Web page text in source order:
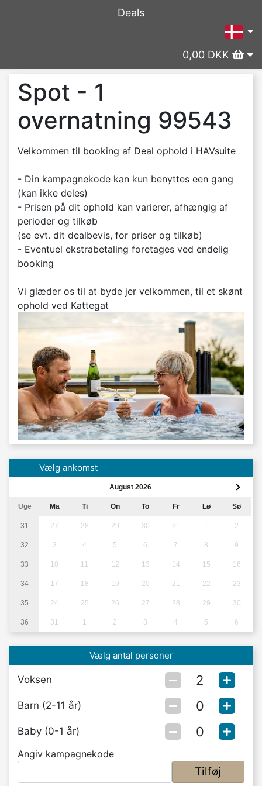
Deals
0,00 DKK
Spot - 1
overnatning 99543
Velkommen til booking af Deal ophold i HAVsuite
- Din kampagnekode kan kun benyttes een gang
(kan ikke deles)
- Prisen på dit ophold kan varierer, afhængig af
perioder og tilkøb
(se evt. dit dealbevis, for priser og tilkøb)
- Eventuel ekstrabetaling foretages ved endelig
booking
Vi glæder os til at byde jer velkommen, til et skønt
ophold ved Kattegat
Vælg ankomst
August 2026
Uge Ma Ti On To Fr Lø Sø
31 27 28 29 30 31 1 2
32 3 4 5 6 7 8 9
33 10 11 12 13 14 15 16
34 17 18 19 20 21 22 23
35 24 25 26 27 28 29 30
36 31 1 2 3 4 5 6
Vælg antal personer
Voksen
Barn (2-11 år)
Baby (0-1 år)
Angiv kampagnekode
Tilføj